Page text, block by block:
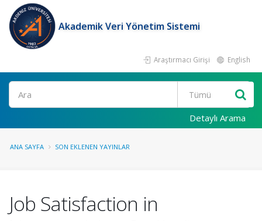
Akademik Veri Yönetim Sistemi
Araştırmacı Girişi English
Ara
Detaylı Arama
ANA SAYFA SON EKLENEN YAYINLAR
Job Satisfaction in